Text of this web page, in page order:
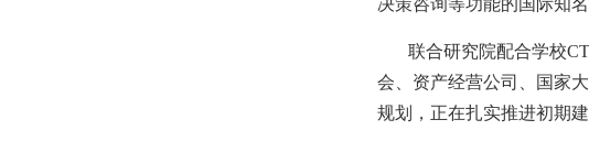
联合研究院配合学校
会、资产经营公司、国家
规划，正在扎实推进初期